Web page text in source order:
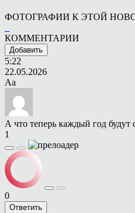
ФОТОГРАФИИ К ЭТОЙ
КОММЕНТАРИИ
Добавить
5:22
22.05.2026
Аа
А что теперь каждый год
1
0
Ответить